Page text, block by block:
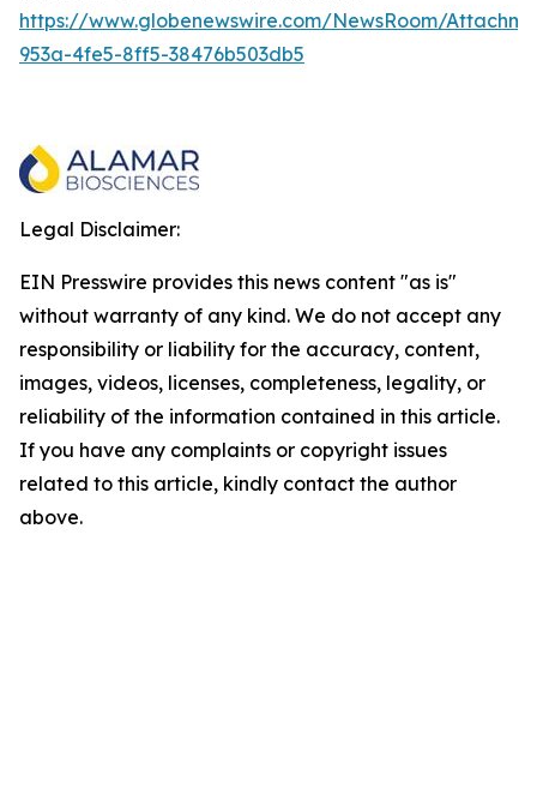
https://www.globenewswire.com/NewsRoom/
953a-4fe5-8ff5-38476b503db5
Legal Disclaimer:
EIN Presswire provides this news content "as is"
without warranty of any kind. We do not accept any
responsibility or liability for the accuracy, content,
images, videos, licenses, completeness, legality, or
reliability of the information contained in this article.
If you have any complaints or copyright issues
related to this article, kindly contact the author
above.